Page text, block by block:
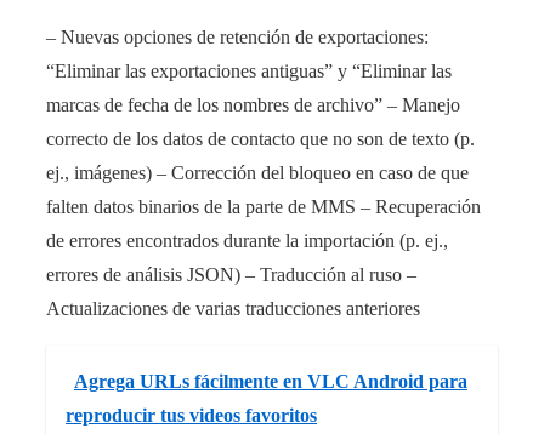
– Nuevas opciones de retención de exportaciones:
“Eliminar las exportaciones antiguas” y “Eliminar las
marcas de fecha de los nombres de archivo” – Manejo
correcto de los datos de contacto que no son de texto (p.
ej., imágenes) – Corrección del bloqueo en caso de que
falten datos binarios de la parte de MMS – Recuperación
de errores encontrados durante la importación (p. ej.,
errores de análisis JSON) – Traducción al ruso –
Actualizaciones de varias traducciones anteriores
Agrega URLs fácilmente en VLC Android para
reproducir tus videos favoritos